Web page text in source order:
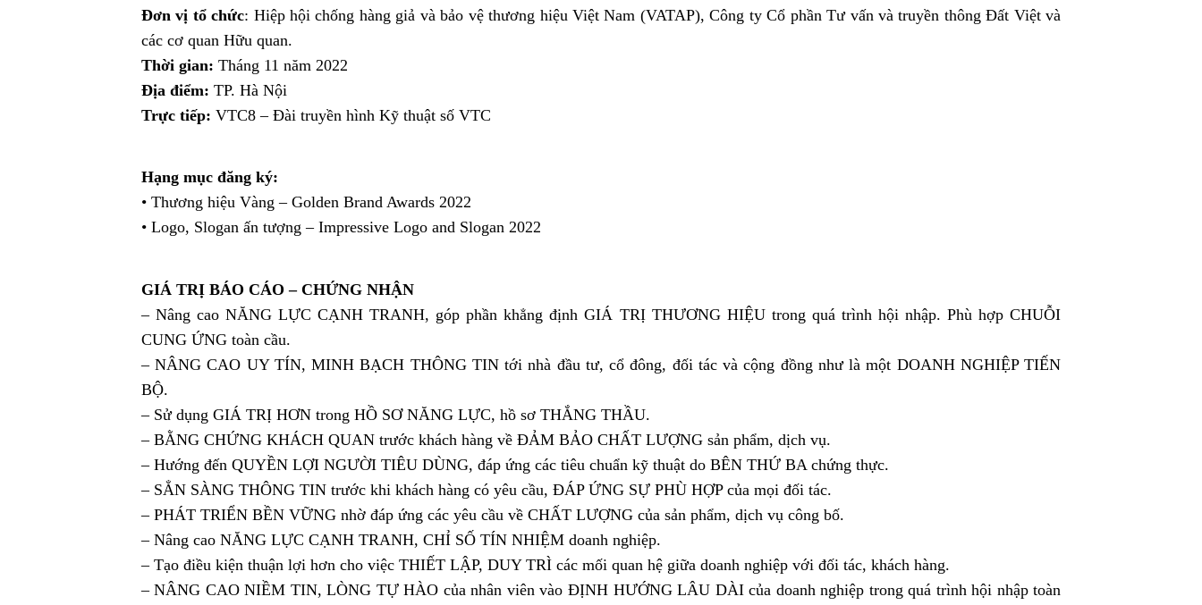
Đơn vị tổ chức: Hiệp hội chống hàng giả và bảo vệ thương hiệu Việt Nam (VATAP), Công ty Cổ phần Tư vấn và truyền thông Đất Việt và
các cơ quan Hữu quan.
Thời gian: Tháng 11 năm 2022
Địa điểm: TP. Hà Nội
Trực tiếp: VTC8 – Đài truyền hình Kỹ thuật số VTC
Hạng mục đăng ký:
• Thương hiệu Vàng – Golden Brand Awards 2022
• Logo, Slogan ấn tượng – Impressive Logo and Slogan 2022
GIÁ TRỊ BÁO CÁO – CHỨNG NHẬN
– Nâng cao NĂNG LỰC CẠNH TRANH, góp phần khẳng định GIÁ TRỊ THƯƠNG HIỆU trong quá trình hội nhập. Phù hợp CHUỖI
CUNG ỨNG toàn cầu.
– NÂNG CAO UY TÍN, MINH BẠCH THÔNG TIN tới nhà đầu tư, cổ đông, đối tác và cộng đồng như là một DOANH NGHIỆP TIẾN
BỘ.
– Sử dụng GIÁ TRỊ HƠN trong HỒ SƠ NĂNG LỰC, hồ sơ THẮNG THẦU.
– BẰNG CHỨNG KHÁCH QUAN trước khách hàng về ĐẢM BẢO CHẤT LƯỢNG sản phẩm, dịch vụ.
– Hướng đến QUYỀN LỢI NGƯỜI TIÊU DÙNG, đáp ứng các tiêu chuẩn kỹ thuật do BÊN THỨ BA chứng thực.
– SẲN SÀNG THÔNG TIN trước khi khách hàng có yêu cầu, ĐÁP ỨNG SỰ PHÙ HỢP của mọi đối tác.
– PHÁT TRIỂN BỀN VỮNG nhờ đáp ứng các yêu cầu về CHẤT LƯỢNG của sản phẩm, dịch vụ công bố.
– Nâng cao NĂNG LỰC CẠNH TRANH, CHỈ SỐ TÍN NHIỆM doanh nghiệp.
– Tạo điều kiện thuận lợi hơn cho việc THIẾT LẬP, DUY TRÌ các mối quan hệ giữa doanh nghiệp với đối tác, khách hàng.
– NÂNG CAO NIỀM TIN, LÒNG TỰ HÀO của nhân viên vào ĐỊNH HƯỚNG LÂU DÀI của doanh nghiệp trong quá trình hội nhập toàn